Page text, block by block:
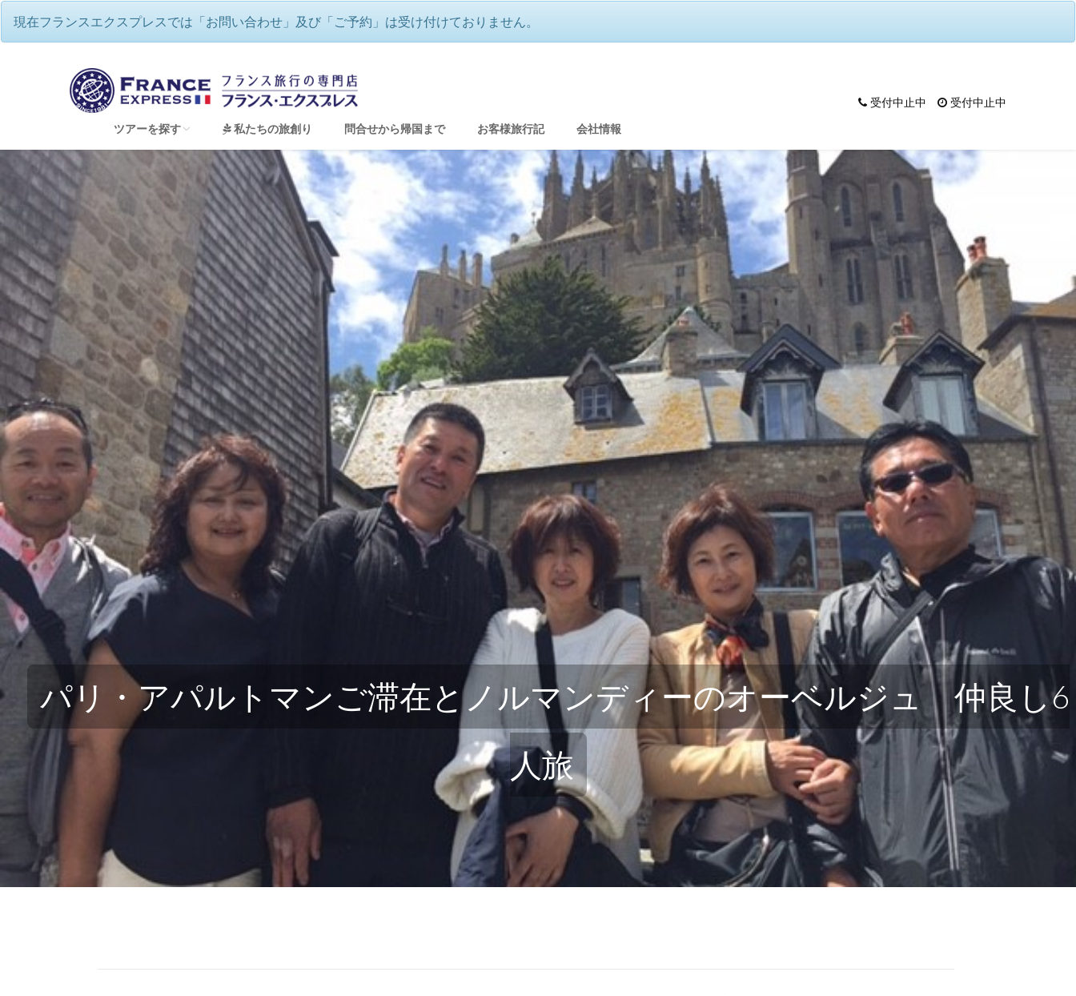
現在フランスエクスプレスでは「お問い合わせ」及び「ご予約」は受け付けておりません。
受付中止中
受付中止中
ツアーを探す
すべてのツアーを見る
フランスワインツアー・ワイナリー巡り
フランスハネムーン（新婚旅行）＆ウェディング
フランス地方巡り 専用車チャーターツアー
童話の世界のような美しい街並み アルザス
ゆったり、優雅にフランス・リバークルーズ
ルレ・エ・シャトーに泊まる フランス極上の癒し旅
フランスの最も美しい村を巡る旅
航空宇宙関連ツアー（エアバス工場見学・航空ショー）
フランスde習い事
コルシカ島 地中海に浮かぶフランスの秘境
自分で創る旅 (完全オーダーメイド旅)
私たちの旅創り 問合せから帰国まで お客様旅行記 会社情報
パリ・アパルトマンご滞在とノルマンディーのオーベルジュ 仲良し6
人旅